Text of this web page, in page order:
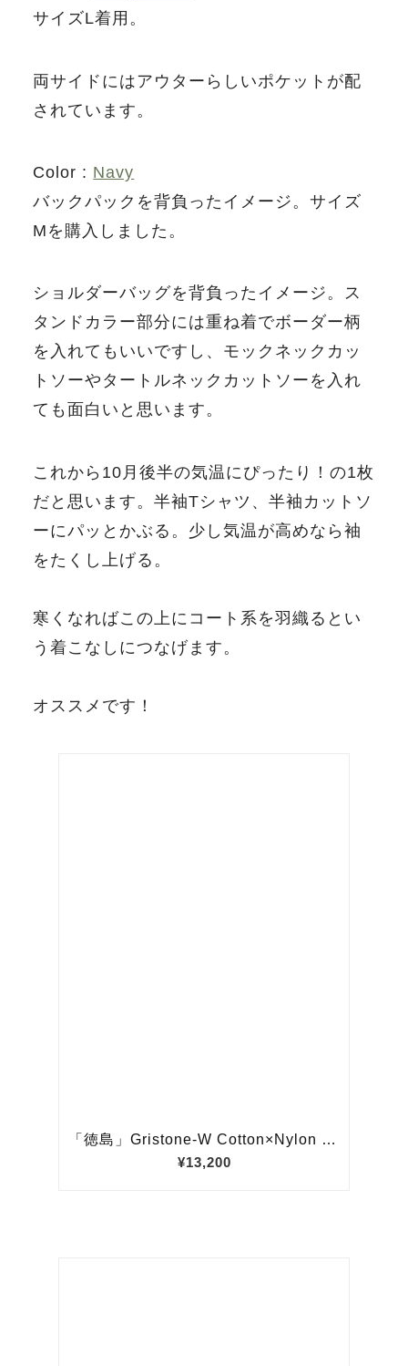
サイズL着用。
両サイドにはアウターらしいポケットが配
されています。
Color : Navy
バックパックを背負ったイメージ。サイズ
Mを購入しました。
ショルダーバッグを背負ったイメージ。ス
タンドカラー部分には重ね着でボーダー柄
を入れてもいいですし、モックネックカッ
トソーやタートルネックカットソーを入れ
ても面白いと思います。
これから10月後半の気温にぴったり！の1枚
だと思います。半袖Tシャツ、半袖カットソ
ーにパッとかぶる。少し気温が高めなら袖
をたくし上げる。
寒くなればこの上にコート系を羽織るとい
う着こなしにつなげます。
オススメです！